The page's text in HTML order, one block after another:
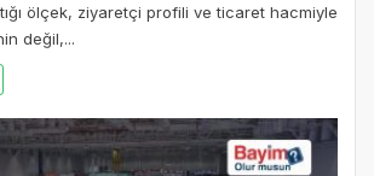
ölçek, ziyaretçi profili ve ticaret hacmiyle
değil,...